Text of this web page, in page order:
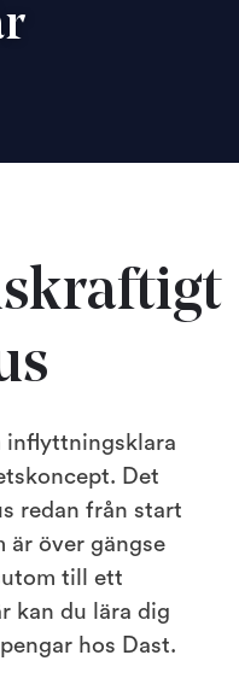
inflyttningsklara
Det
redan från start
är över gängse
till ett
kan du lära dig
hos Dast.